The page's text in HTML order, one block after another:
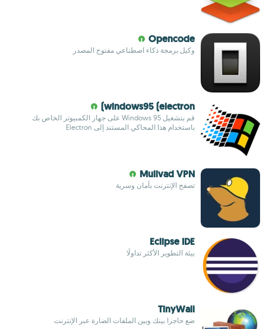
Opencode
وكيل برمجة ذكاء اصطناعي مفتوح المصدر
windows95 (electron)
قم بتشغيل Windows 95 على جهاز الكمبيوتر الخاص بك
باستخدام هذا المحاكي المستند إلى Electron
Mullvad VPN
تصفح الإنترنت بأمان وسرية
Eclipse IDE
بيئة التطوير الأكثر تداولًا
TinyWall
ضع حاجزا بينك وبين الملفات الضارة عبر الإنترنت